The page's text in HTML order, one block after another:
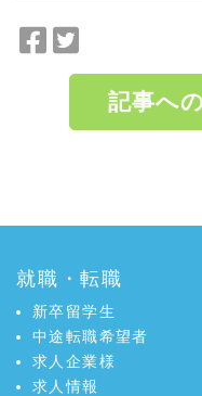
ェ
ア
t
ア
記事へ
就職・転職
新卒留学生
中途転職希望者
求人企業様
求人情報